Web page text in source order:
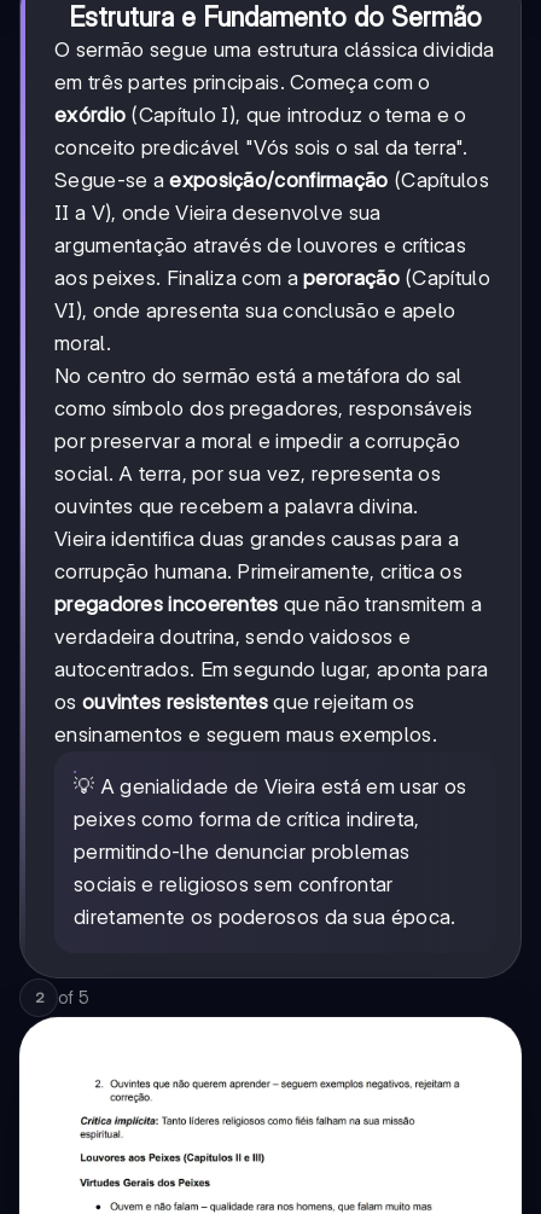
Estrutura e Fundamento do Sermão
O sermão segue uma estrutura clássica dividida
em três partes principais. Começa com o
exórdio (Capítulo I), que introduz o tema e o
conceito predicável "Vós sois o sal da terra".
Segue-se aexposição/confirmação (Capítulos
II a V), onde Vieira desenvolve sua
argumentação através de louvores e críticas
aos peixes. Finaliza com aperoração(Capítulo
VI), onde apresenta sua conclusão e apelo
moral.
No centro do sermão está a metáfora do sal
como símbolo dos pregadores, responsáveis
por preservar a moral e impedir a corrupção
social. A terra, por sua vez, representa os
ouvintes que recebem a palavra divina.
Vieira identifica duas grandes causas para a
corrupção humana. Primeiramente, critica os
pregadores incoerentes que não transmitem a
verdadeira doutrina, sendo vaidosos e
autocentrados. Em segundo lugar, aponta para
os ouvintes resistentesque rejeitam os
ensinamentos e seguem maus exemplos.
💡 A genialidade de Vieira está em usar os
peixes como forma de crítica indireta,
permitindo-lhe denunciar problemas
sociais e religiosos sem confrontar
diretamente os poderosos da sua época.
2 of 5